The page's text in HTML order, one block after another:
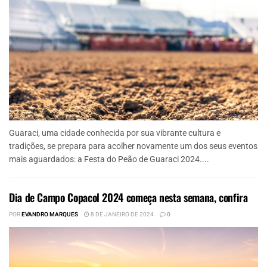
Guaraci, uma cidade conhecida por sua vibrante cultura e
tradições, se prepara para acolher novamente um dos seus eventos
mais aguardados: a Festa do Peão de Guaraci 2024....
Dia de Campo Copacol 2024 começa nesta semana, confira
POREVANDRO MARQUES 8 DE JANEIRO DE 2024 0